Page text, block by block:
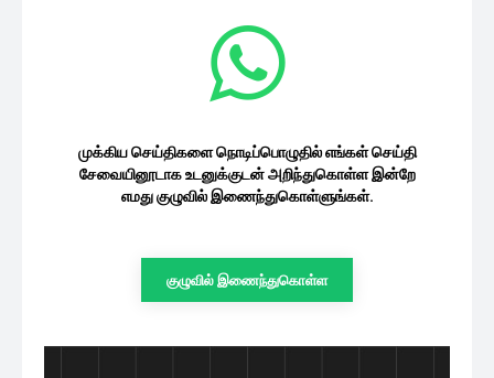
முக்கிய செய்திகளை நொடிப்பொழுதில் எங்கள் செய்தி
சேவையினூடாக உடனுக்குடன் அறிந்துகொள்ள இன்றே
எமது குழுவில் இணைந்துகொள்ளுங்கள்.
குழுவில் இணைந்துகொள்ள